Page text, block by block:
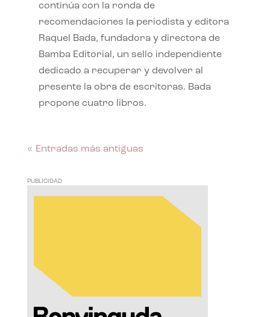
continúa con la ronda de
recomendaciones la periodista y editora
Raquel Bada, fundadora y directora de
Bamba Editorial, un sello independiente
dedicado a recuperar y devolver al
presente la obra de escritoras. Bada
propone cuatro libros.
« Entradas más antiguas
PUBLICIDAD